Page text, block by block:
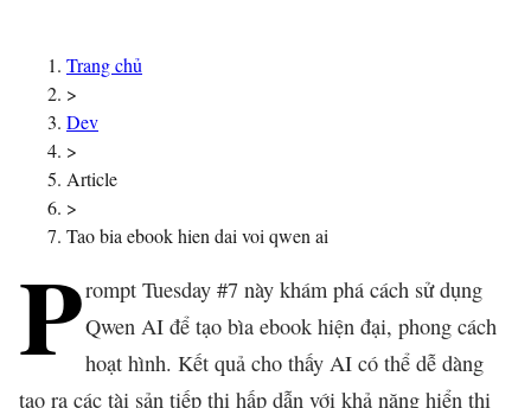
Trang chủ
>
Dev
>
Article
>
Tao bia ebook hien dai voi qwen ai
Prompt Tuesday #7 này khám phá cách sử dụng
Qwen AI để tạo bìa ebook hiện đại, phong cách
hoạt hình. Kết quả cho thấy AI có thể dễ dàng
tạo ra các tài sản tiếp thị hấp dẫn với khả năng hiển thị